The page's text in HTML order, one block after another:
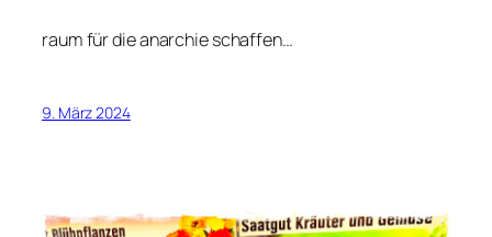
raum für die anarchie schaffen…
9. März 2024